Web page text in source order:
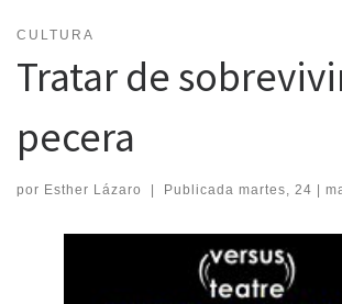
CULTURA
Tratar de
pecera
por Esther Lázaro | Publicada martes, 24 |